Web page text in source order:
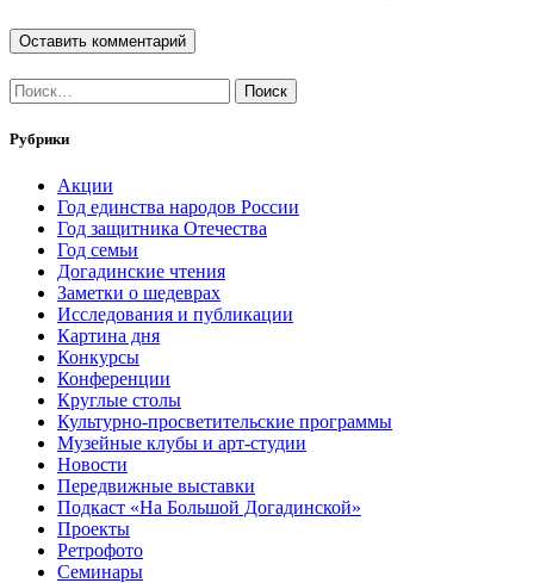
Найти:
Рубрики
Акции
Год единства народов России
Год защитника Отечества
Год семьи
Догадинские чтения
Заметки о шедеврах
Исследования и публикации
Картина дня
Конкурсы
Конференции
Круглые столы
Культурно-просветительские программы
Музейные клубы и арт-студии
Новости
Передвижные выставки
Подкаст «На Большой Догадинской»
Проекты
Ретрофото
Семинары